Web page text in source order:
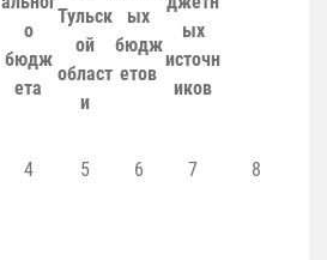
о
бюдж
ета
Тульск
ой
област
и
ых
бюдж
етов
ых
источн
иков
4 5 6 7 8